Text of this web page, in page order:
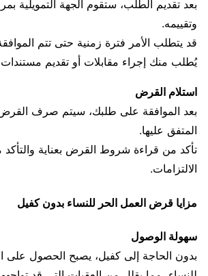
بعد تقديم الطلب، ستقوم الجهة التمويلية
وتقييمه.
قد يتطلب الأمر فترة زمنية حتى تتم
يُطلب منك إجراء مقابلات أو تقديم
استلام القرض
بعد الموافقة على طلبك، سيتم صرف
المتفق عليها.
تأكد من قراءة شروط القرض بعناية
الالتزامات.
مزايا قرض العمل الحر للنساء بدون كفيل
سهولة الوصول
بدون الحاجة إلى كفيل، يصبح الحصول على